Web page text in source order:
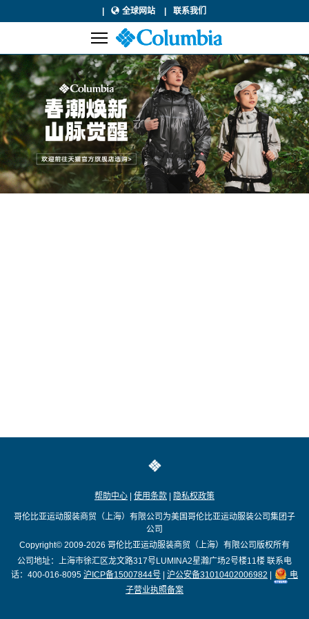
全球网站 联系我们
帮助中心 使用条款 隐私权政策
哥伦比亚运动服装商贸（上海）有限公司为美国哥伦比亚运动服装公司集团子
公司
Copyright© 2009-2026 哥伦比亚运动服装商贸（上海）有限公司版权所有
公司地址：上海市徐汇区龙文路317号LUMINA2星瀚广场2号楼11楼 联系电
话：400-016-8095 沪ICP备15007844号 沪公安备31010402006982
电
子营业执照备案